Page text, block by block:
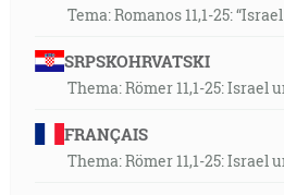
Tema: Romanos 11,1-25:
SRPSKOHRVATSKI
Thema: Römer 11,1-25:
FRANÇAIS
Thema: Römer 11,1-25: